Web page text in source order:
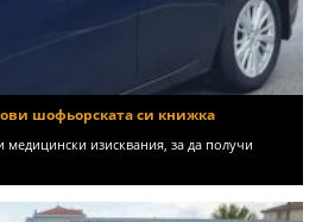
шофьорската си книжка
изисквания, за да получи